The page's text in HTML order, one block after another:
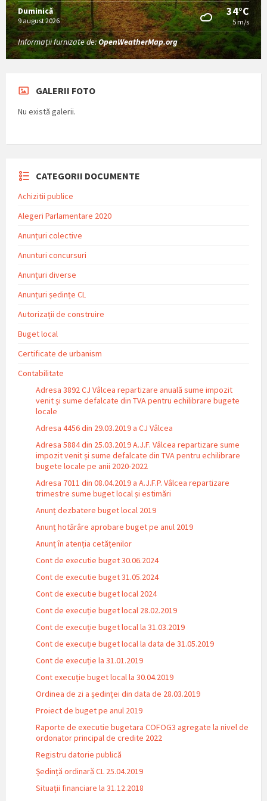
Duminică
9 august 2026
34°C
5 m/s
Informații furnizate de:OpenWeatherMap.org
GALERII FOTO
Nu există galerii.
CATEGORII DOCUMENTE
Achizitii publice
Alegeri Parlamentare 2020
Anunțuri colective
Anunturi concursuri
Anunțuri diverse
Anunțuri ședințe CL
Autorizații de construire
Buget local
Certificate de urbanism
Contabilitate
Adresa 3892 CJ Vâlcea repartizare anuală sume impozit
venit și sume defalcate din TVA pentru echilibrare bugete
locale
Adresa 4456 din 29.03.2019 a CJ Vâlcea
Adresa 5884 din 25.03.2019 A.J.F. Vâlcea repartizare sume
impozit venit și sume defalcate din TVA pentru echilibrare
bugete locale pe anii 2020-2022
Adresa 7011 din 08.04.2019 a A.J.F.P. Vâlcea repartizare
trimestre sume buget local și estimări
Anunț dezbatere buget local 2019
Anunț hotărâre aprobare buget pe anul 2019
Anunț în atenția cetățenilor
Cont de executie buget 30.06.2024
Cont de executie buget 31.05.2024
Cont de executie buget local 2024
Cont de execuție buget local 28.02.2019
Cont de execuție buget local la 31.03.2019
Cont de execuție buget local la data de 31.05.2019
Cont de execuție la 31.01.2019
Cont execuție buget local la 30.04.2019
Ordinea de zi a ședinței din data de 28.03.2019
Proiect de buget pe anul 2019
Raporte de executie bugetara COFOG3 agregate la nivel de
ordonator principal de credite 2022
Registru datorie publică
Ședință ordinară CL 25.04.2019
Situații financiare la 31.12.2018